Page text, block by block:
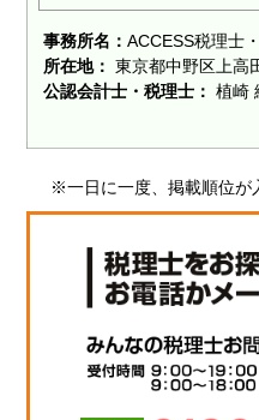
事務所名：ACCESS税理士
所在地： 東京都中野区上高
公認会計士・税理士： 植崎
※一日に一度、掲載順位が